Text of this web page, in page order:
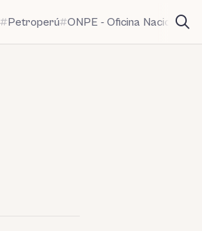
Petroperú ONPE - Oficina Nacional